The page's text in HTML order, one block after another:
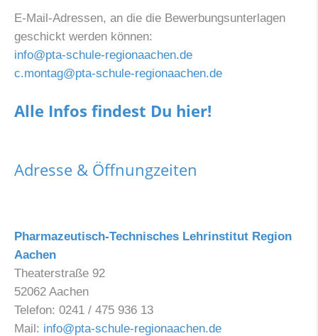
E-Mail-Adressen, an die die Bewerbungsunterlagen
geschickt werden können:
info@pta-schule-regionaachen.de
c.montag@pta-schule-regionaachen.de
Alle Infos findest Du hier!
Adresse & Öffnungzeiten
Pharmazeutisch-Technisches Lehrinstitut Region
Aachen
Theaterstraße 92
52062 Aachen
Telefon: 0241 / 475 936 13
Mail: info@pta-schule-regionaachen.de